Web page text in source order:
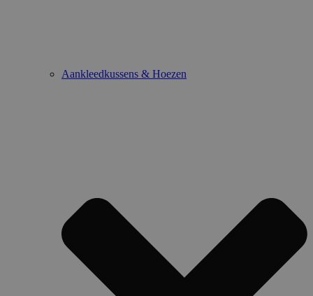
Aankleedkussens & Hoezen